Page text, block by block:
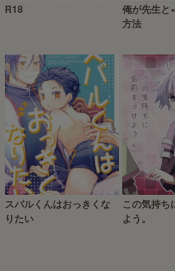
R18
俺が先生と
方法
スバルくんはおっきくな
りたい
この気持ち
よう。